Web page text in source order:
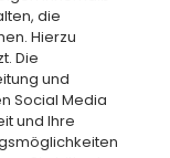
die
Hierzu
Die
und
Social Media
und Ihre